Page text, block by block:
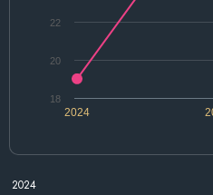
2024
18
20
22
2024